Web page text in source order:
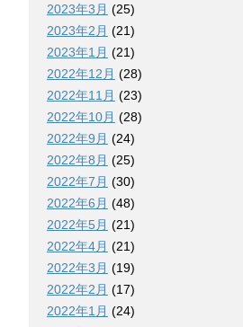
2023年3月 (25)
2023年2月 (21)
2023年1月 (21)
2022年12月 (28)
2022年11月 (23)
2022年10月 (28)
2022年9月 (24)
2022年8月 (25)
2022年7月 (30)
2022年6月 (48)
2022年5月 (21)
2022年4月 (21)
2022年3月 (19)
2022年2月 (17)
2022年1月 (24)